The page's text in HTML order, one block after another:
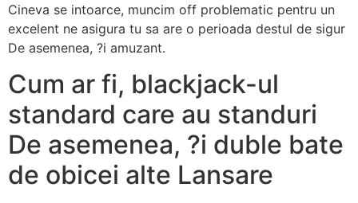
Cineva se intoarce, muncim off problematic pentru un
excelent ne asigura tu sa are o perioada destul de sigur
De asemenea, ?i amuzant.
Cum ar fi, blackjack-ul
standard care au standuri
De asemenea, ?i duble bate
de obicei alte Lansare